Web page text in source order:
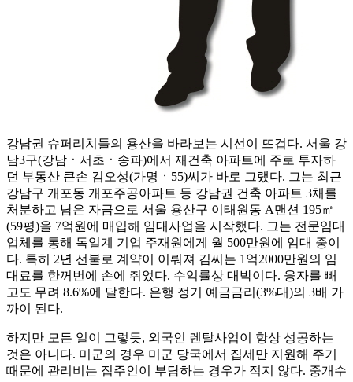
강남권 슈퍼리치들의 용산을 바라보는 시선이 뜨겁다. 서울 강
남3구(강남ㆍ서초ㆍ송파)에서 재건축 아파트에 주로 투자하
던 부동산 큰손 김오성(가명ㆍ55)씨가 바로 그랬다. 그는 최근
강남구 개포동 개포주공아파트 등 강남권 건축 아파트 3채를
처분하고 남은 자금으로 서울 용산구 이태원동 A맨션 195㎡
(59평)을 7억원에 매입해 임대사업을 시작했다. 그는 전문임대
업체를 통해 독일계 기업 주재원에게 월 500만원에 임대 중이
다. 특히 2년 선불로 계약이 이뤄져 김씨는 1억2000만원의 임
대료를 한꺼번에 손에 쥐었다. 수익률상 대박이다. 융자를 빼
고도 무려 8.6%에 달한다. 은행 정기 예금금리(3%대)의 3배 가
까이 된다.
하지만 모든 일이 그렇듯, 외국인 렌탈사업이 항상 성공하는
것은 아니다. 미군의 경우 미군 당국에서 집세만 지원해 주기
때문에 관리비는 집주인이 부담하는 경우가 적지 않다. 중개수